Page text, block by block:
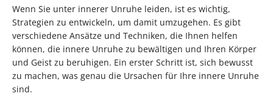
Wenn Sie unter innerer Unruhe leiden, ist es wichtig,
Strategien zu entwickeln, um damit umzugehen. Es gibt
verschiedene Ansätze und Techniken, die Ihnen helfen
können, die innere Unruhe zu bewältigen und Ihren Körper
und Geist zu beruhigen. Ein erster Schritt ist, sich bewusst
zu machen, was genau die Ursachen für Ihre innere Unruhe
sind.